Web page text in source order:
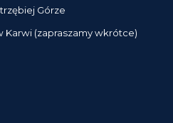
Górze
Karwi (zapraszamy wkrótce)